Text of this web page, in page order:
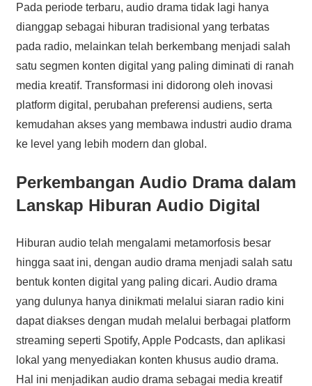
Pada periode terbaru, audio drama tidak lagi hanya
dianggap sebagai hiburan tradisional yang terbatas
pada radio, melainkan telah berkembang menjadi salah
satu segmen konten digital yang paling diminati di ranah
media kreatif. Transformasi ini didorong oleh inovasi
platform digital, perubahan preferensi audiens, serta
kemudahan akses yang membawa industri audio drama
ke level yang lebih modern dan global.
Perkembangan Audio Drama dalam
Lanskap Hiburan Audio Digital
Hiburan audio telah mengalami metamorfosis besar
hingga saat ini, dengan audio drama menjadi salah satu
bentuk konten digital yang paling dicari. Audio drama
yang dulunya hanya dinikmati melalui siaran radio kini
dapat diakses dengan mudah melalui berbagai platform
streaming seperti Spotify, Apple Podcasts, dan aplikasi
lokal yang menyediakan konten khusus audio drama.
Hal ini menjadikan audio drama sebagai media kreatif